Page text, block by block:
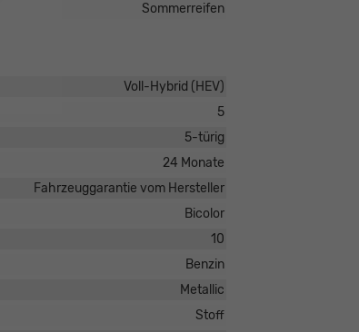
Sommerreifen
Voll-Hybrid (HEV)
5
5-türig
24 Monate
Fahrzeuggarantie vom Hersteller
Bicolor
10
Benzin
Metallic
Stoff